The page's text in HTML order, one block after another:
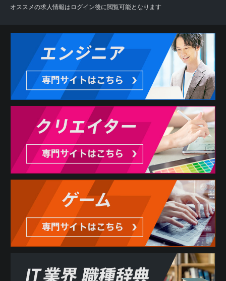
オススメの求人情報はログイン後に閲覧可能となります